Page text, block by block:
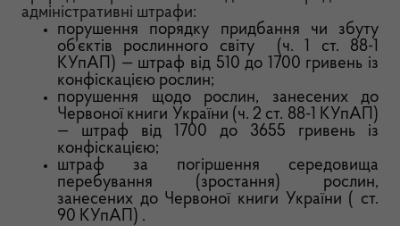
адміністративні штрафи:
порушення порядку придбання чи збуту
об’єктів рослинного світу (ч. 1 ст. 88-1
КУпАП) — штраф від 510 до 1700 гривень із
конфіскацією рослин;
порушення щодо рослин, занесених до
Червоної книги України (ч. 2 ст. 88-1 КУпАП)
— штраф від 1700 до 3655 гривень із
конфіскацією;
штраф за погіршення середовища
перебування (зростання) рослин,
занесених до Червоної книги України ( ст.
90 КУпАП) .